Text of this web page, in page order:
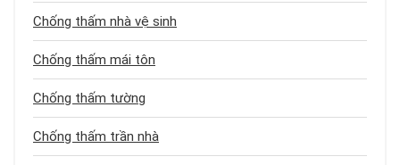
Chống thấm nhà vệ sinh
Chống thấm mái tôn
Chống thấm tường
Chống thấm trần nhà